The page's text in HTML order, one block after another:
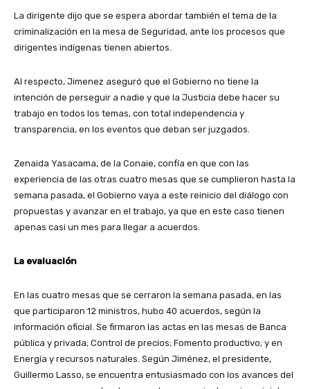
La dirigente dijo que se espera abordar también el tema de la
criminalización en la mesa de Seguridad, ante los procesos que
dirigentes indígenas tienen abiertos.
Al respecto, Jimenez aseguró que el Gobierno no tiene la
intención de perseguir a nadie y que la Justicia debe hacer su
trabajo en todos los temas, con total independencia y
transparencia, en los eventos que deban ser juzgados.
Zenaida Yasacama, de la Conaie, confía en que con las
experiencia de las otras cuatro mesas que se cumplieron hasta la
semana pasada, el Gobierno vaya a este reinicio del diálogo con
propuestas y avanzar en el trabajo, ya que en este caso tienen
apenas casi un mes para llegar a acuerdos.
La evaluación
En las cuatro mesas que se cerraron la semana pasada, en las
que participaron 12 ministros, hubo 40 acuerdos, según la
información oficial. Se firmaron las actas en las mesas de Banca
pública y privada; Control de precios; Fomento productivo; y en
Energía y recursos naturales. Según Jiménez, el presidente,
Guillermo Lasso, se encuentra entusiasmado con los avances del